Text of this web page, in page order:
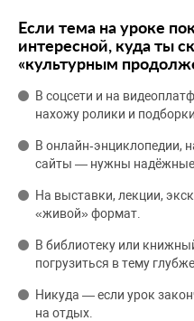
Если тема на уроке
интересной, куда ты
«культурным
В соцсети и на
нахожу ролики и подборки.
В онлайн‑энциклопедии,
сайты — нужны надёжные
На выставки, лекции,
«живой» формат.
В библиотеку или
погрузиться в тему глубже.
Никуда — если урок
на отдых.